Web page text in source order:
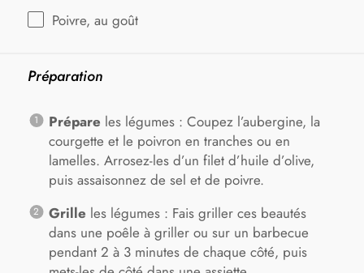
Poivre, au goût
Préparation
Prépare les légumes : Coupez l’aubergine, la
courgette et le poivron en tranches ou en
lamelles. Arrosez-les d’un filet d’huile d’olive,
puis assaisonnez de sel et de poivre.
Grille les légumes : Fais griller ces beautés
dans une poêle à griller ou sur un barbecue
pendant 2 à 3 minutes de chaque côté, puis